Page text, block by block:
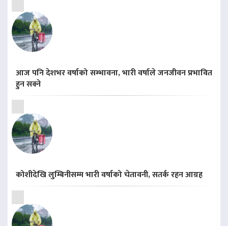
आज पनि देशभर वर्षाको सम्भावना, भारी वर्षाले जनजीवन प्रभावित
हुन सक्ने
कोशीदेखि लुम्बिनीसम्म भारी वर्षाको चेतावनी, सतर्क रहन आग्रह